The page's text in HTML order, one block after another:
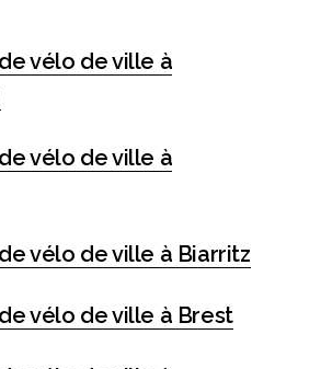
vélo de ville à
vélo de ville à
vélo de ville à Biarritz
vélo de ville à Brest